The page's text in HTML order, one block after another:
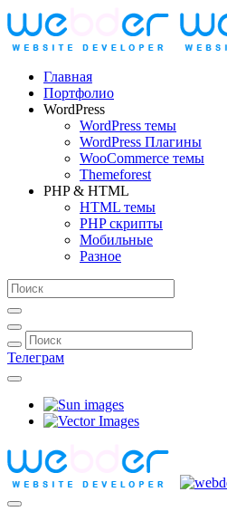
Главная
Портфолио
WordPress
WordPress темы
WordPress Плагины
WooCommerce темы
Themeforest
PHP & HTML
HTML темы
PHP скрипты
Мобильные
Разное
Телеграм